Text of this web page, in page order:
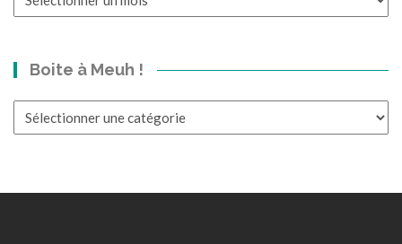
Boite à Meuh !